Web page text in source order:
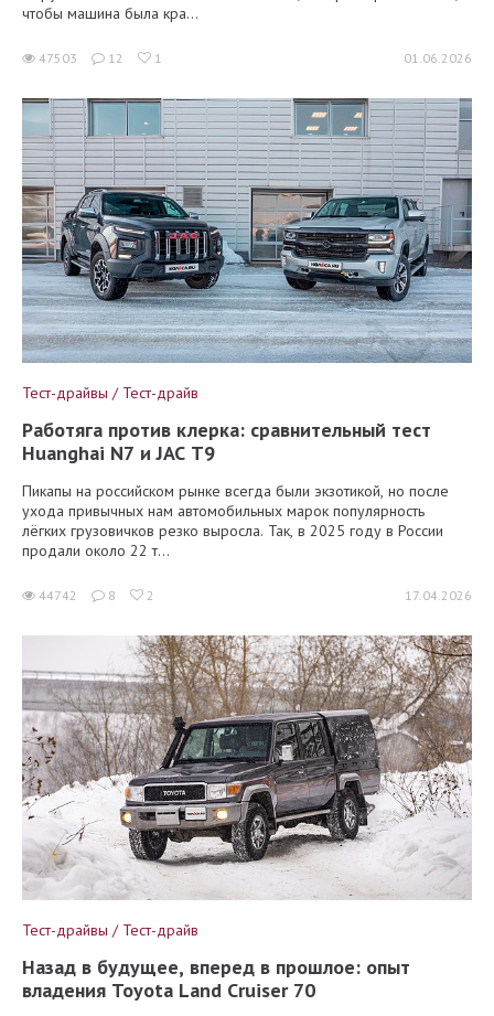
чтобы машина была кра...
47503 12 1 01.06.2026
Тест-драйвы / Тест-драйв
Работяга против клерка: сравнительный тест
Huanghai N7 и JAC T9
Пикапы на российском рынке всегда были экзотикой, но после
ухода привычных нам автомобильных марок популярность
лёгких грузовичков резко выросла. Так, в 2025 году в России
продали около 22 т...
44742 8 2 17.04.2026
Тест-драйвы / Тест-драйв
Назад в будущее, вперед в прошлое: опыт
владения Toyota Land Cruiser 70